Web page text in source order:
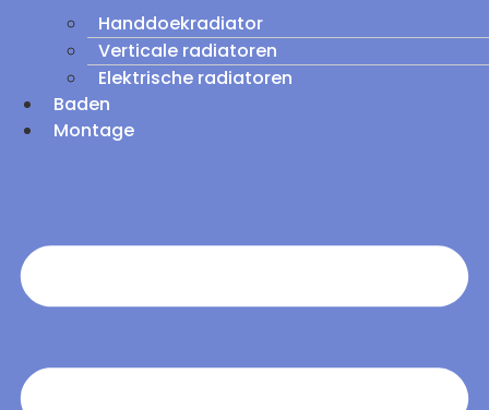
Handdoekradiator
Verticale radiatoren
Elektrische radiatoren
Baden
Montage